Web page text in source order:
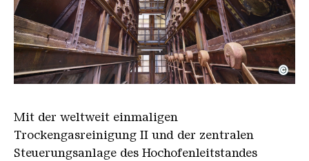
Blick zwischen zwei Blöcke der
Copyright: Weltkulturerbe Völklinger Hütte | Tom
©
Mit der weltweit einmaligen
Trockengasreinigung II und der zentralen
Steuerungsanlage des Hochofenleitstandes